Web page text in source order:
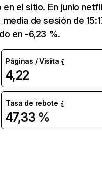
el sitio. En junio
de sesión de
en -6,23 %.
Páginas / Visita
4,22
Tasa de rebote
47,33 %